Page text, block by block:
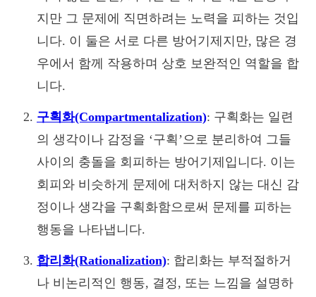
지만 그 문제에 직면하려는 노력을 피하는 것입
니다. 이 둘은 서로 다른 방어기제지만, 많은 경
우에서 함께 작용하며 상호 보완적인 역할을 합
니다.
구획화(Compartmentalization): 구획화는 일련
의 생각이나 감정을 ‘구획’으로 분리하여 그들
사이의 충돌을 회피하는 방어기제입니다. 이는
회피와 비슷하게 문제에 대처하지 않는 대신 감
정이나 생각을 구획화함으로써 문제를 피하는
행동을 나타냅니다.
합리화(Rationalization): 합리화는 부적절하거
나 비논리적인 행동, 결정, 또는 느낌을 설명하